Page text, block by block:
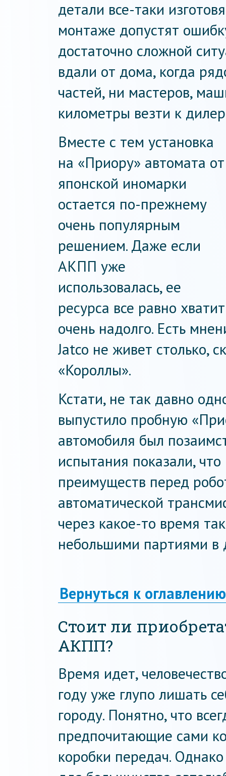
детали все-таки
монтаже допустят
достаточно сложной
вдали от дома, когда
частей, ни мастеров,
километры везти к
Вместе с тем установка
на «Приору» автомата от
японской иномарки
остается по-прежнему
очень популярным
решением. Даже если
АКПП уже
использовалась, ее
ресурса все равно хватит
очень надолго. Есть
Jatco не живет столько,
«Короллы».
Кстати, не так давно
выпустило пробную
автомобиля был
испытания показали,
преимуществ перед
автоматической
через какое-то время
небольшими партиями в
Вернуться к оглавлению
Стоит ли
АКПП?
Время идет,
году уже глупо лишать
городу. Понятно, что
предпочитающие сами
коробки передач.